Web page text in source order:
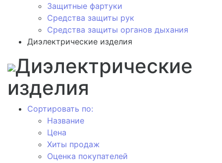
Защитные фартуки
Средства защиты рук
Средства защиты органов дыхания
Диэлектрические изделия
Диэлектрические
изделия
Сортировать по:
Название
Цена
Хиты продаж
Оценка покупателей